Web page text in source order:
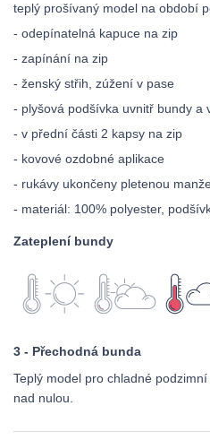
teplý prošívaný model na období
- odepínatelná kapuce na zip
- zapínání na zip
- ženský střih, zúžení v pase
- plyšová podšívka uvnitř bundy a
- v přední části 2 kapsy na zip
- kovové ozdobné aplikace
- rukávy ukončeny pletenou
- materiál: 100% polyester,
Zateplení bundy
3 - Přechodná bunda
Teplý model pro chladné
nad nulou.